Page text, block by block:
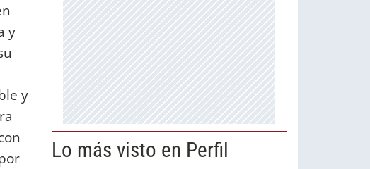
y
y
Lo más visto en Perfil